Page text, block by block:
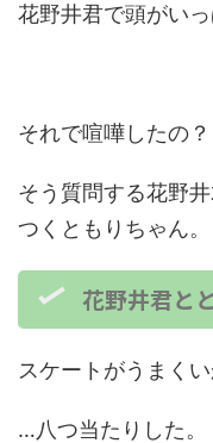
花野井君で頭がいっ
それで喧嘩したの？
そう質問する花野
つくともりちゃん。
花野井君と
スケートがうまくい
…八つ当たりした。